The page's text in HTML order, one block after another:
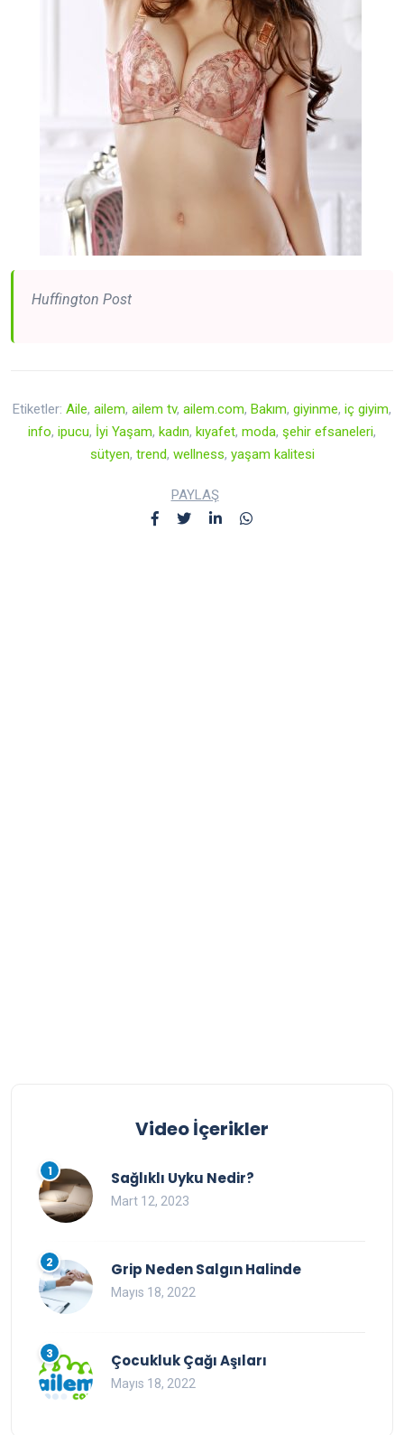
Huffington Post
Etiketler: Aile, ailem, ailem tv, ailem.com, Bakım, giyinme, iç giyim,
info, ipucu, İyi Yaşam, kadın, kıyafet, moda, şehir efsaneleri,
sütyen, trend, wellness, yaşam kalitesi
PAYLAŞ
Video İçerikler
1 Sağlıklı Uyku Nedir?
Mart 12, 2023
2 Grip Neden Salgın Halinde
Mayıs 18, 2022
3 Çocukluk Çağı Aşıları
Mayıs 18, 2022